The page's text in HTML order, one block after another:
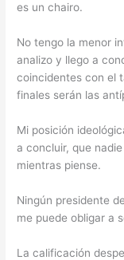
es un chairo.
No tengo la menor
analizo y llego a
coincidentes con el
finales serán las
Mi posición
a concluir, que
mientras piense.
Ningún presidente
me puede obligar a
La calificación